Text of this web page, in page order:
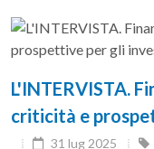
L'INTERVISTA.
criticità e
31 lug 2025